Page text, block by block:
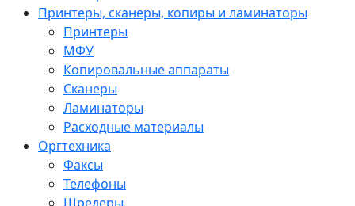
Принтеры, сканеры, копиры и ламинаторы
Принтеры
МФУ
Копировальные аппараты
Сканеры
Ламинаторы
Расходные материалы
Оргтехника
Факсы
Телефоны